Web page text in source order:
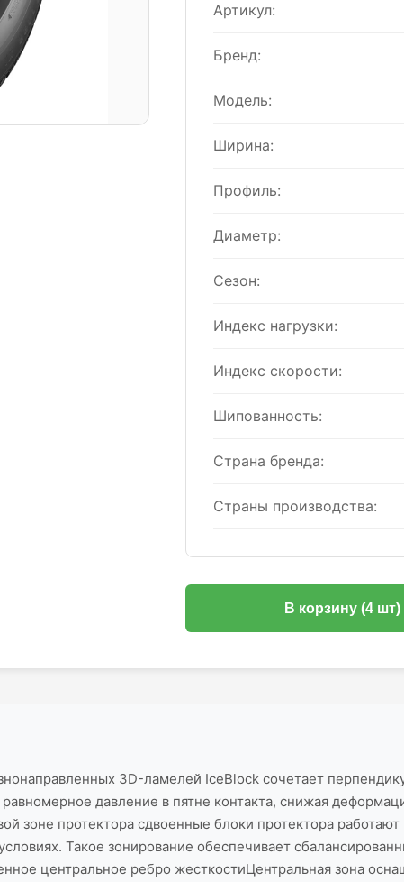
Артикул:
Бренд:
Модель:
Ширина:
Профиль:
Диаметр:
Сезон:
Индекс нагрузки:
Индекс скорости:
Шипованность:
Страна бренда:
Страны производства:
В корзину (4 шт)
3D-ламелей IceBlock сочетает
давление в пятне контакта, снижая
зоне протектора сдвоенные блоки протектора
Такое зонирование обеспечивает
центральное ребро жесткостиЦентральная зона